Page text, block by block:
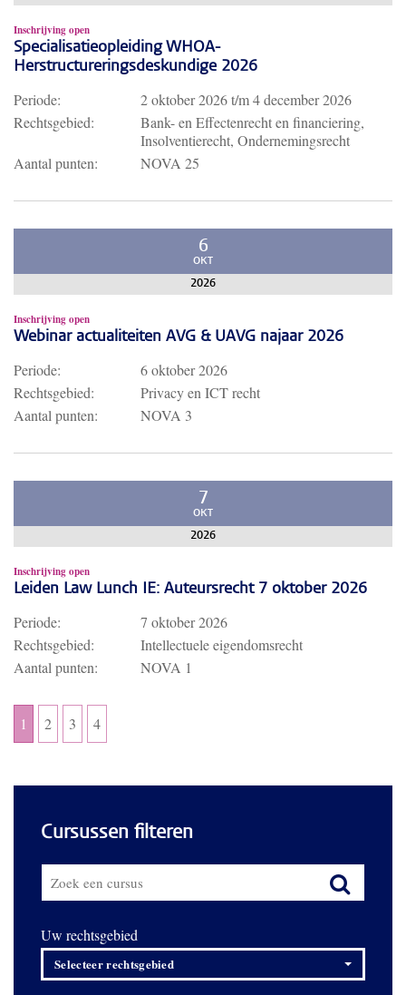
Inschrijving open
Specialisatieopleiding WHOA-
Herstructureringsdeskundige 2026
Periode: 2 oktober 2026t/m4 december 2026
Rechtsgebied:
Bank- en Effectenrecht en financiering,
Insolventierecht, Ondernemingsrecht
Aantal punten:
NOVA 25
6
OKT
2026
Inschrijving open
Webinar actualiteiten AVG & UAVG najaar 2026
Periode:
6 oktober 2026
Rechtsgebied:
Privacy en ICT recht
Aantal punten:
NOVA 3
7
OKT
2026
Inschrijving open
Leiden Law Lunch IE: Auteursrecht 7 oktober 2026
Periode:
7 oktober 2026
Rechtsgebied:
Intellectuele eigendomsrecht
Aantal punten:
NOVA 1
1 2 3 4
Cursussen filteren
Uw rechtsgebied
Selecteer rechtsgebied